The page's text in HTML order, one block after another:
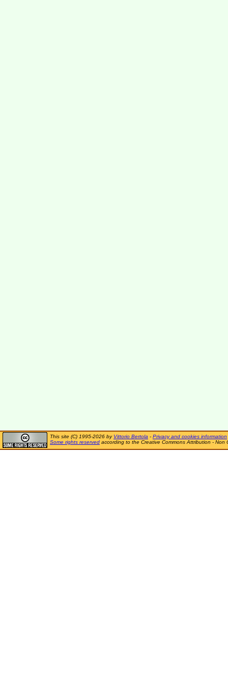
This site (C) 1995-2026 by Vittorio Bertola - Privacy and cookies information
Some rights reserved according to the Creative Commons Attribution - Non